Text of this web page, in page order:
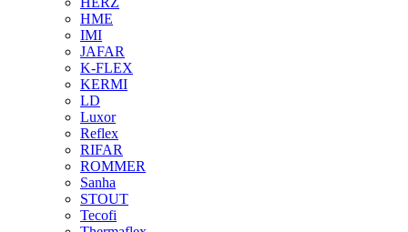
HME
IMI
JAFAR
K-FLEX
KERMI
LD
Luxor
Reflex
RIFAR
ROMMER
Sanha
STOUT
Tecofi